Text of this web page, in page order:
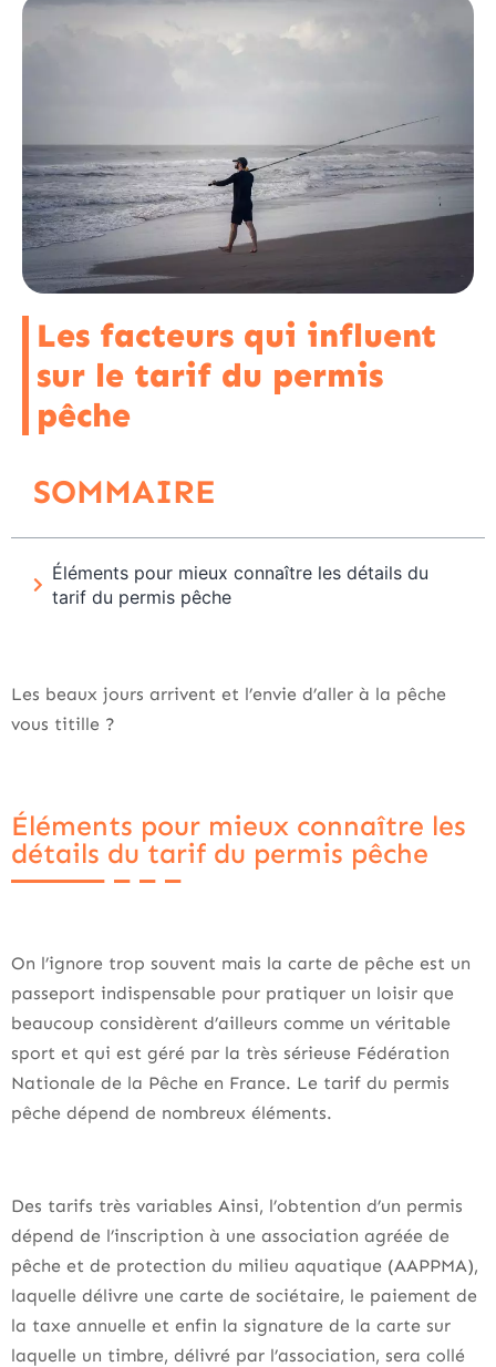
Les facteurs qui influent
sur le tarif du permis
pêche
SOMMAIRE
Éléments pour mieux connaître les détails du
tarif du permis pêche
Les beaux jours arrivent et l’envie d’aller à la pêche
vous titille ?
Éléments pour mieux connaître les
détails du tarif du permis pêche
On l’ignore trop souvent mais la carte de pêche est un
passeport indispensable pour pratiquer un loisir que
beaucoup considèrent d’ailleurs comme un véritable
sport et qui est géré par la très sérieuse Fédération
Nationale de la Pêche en France. Le tarif du permis
pêche dépend de nombreux éléments.
Des tarifs très variables Ainsi, l’obtention d’un permis
dépend de l’inscription à une association agréée de
pêche et de protection du milieu aquatique (AAPPMA),
laquelle délivre une carte de sociétaire, le paiement de
la taxe annuelle et enfin la signature de la carte sur
laquelle un timbre, délivré par l’association, sera collé